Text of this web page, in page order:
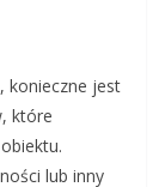
konieczne jest
które
lub inny